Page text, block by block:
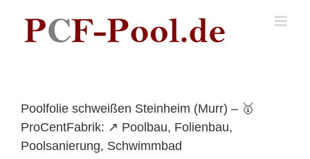
content
Poolfolie schweißen Steinheim (Murr) – 🥇
ProCentFabrik: ↗️ Poolbau, Folienbau,
Poolsanierung, Schwimmbad